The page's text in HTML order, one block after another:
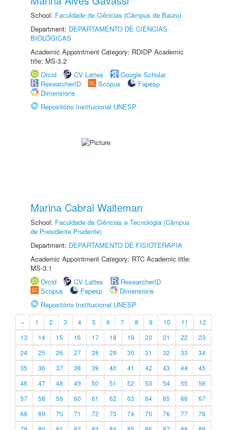
School: Faculdade de Ciências (Câmpus de Bauru)
Department: DEPARTAMENTO DE CIÊNCIAS
BIOLÓGICAS
Academic Appointment Category: RDIDP Academic
title: MS-3.2
Orcid
CV Lattes
Google Scholar
ResearcherID
Scopus
Fapesp
Dimensions
Repositório Institucional UNESP
Marina Cabral Waiteman
School: Faculdade de Ciências e Tecnologia (Câmpus
de Presidente Prudente)
Department: DEPARTAMENTO DE FISIOTERAPIA
Academic Appointment Category: RTC Academic title:
MS-3.1
Orcid
CV Lattes
ResearcherID
Scopus
Fapesp
Dimensions
Repositório Institucional UNESP
« 1 2 3 4 5 6 7 8 9 10 11
12
13
14 15 16 17 18 19 20 21 22
23
24
25 26 27 28 29 30 31 32 33
34
35
36 37 38 39 40 41 42 43 44
45
46
47 48 49 50 51 52 53 54 55
56
57
58 59 60 61 62 63 64 65 66
67
68
69 70 71 72 73 74 75 76 77
78